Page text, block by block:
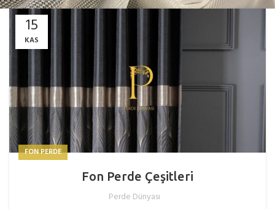
15
KAS
FON PERDE
Fon Perde Çeşitleri
Perde Dünyası